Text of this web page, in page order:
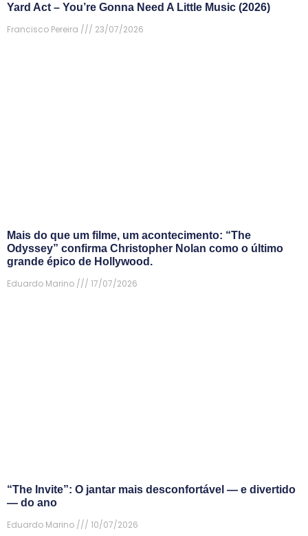
Yard Act – You’re Gonna Need A Little Music (2026)
Francisco Pereira
23/07/2026
Mais do que um filme, um acontecimento: “The
Odyssey” confirma Christopher Nolan como o último
grande épico de Hollywood.
Eduardo Marino
17/07/2026
“The Invite”: O jantar mais desconfortável — e divertido
— do ano
Eduardo Marino
10/07/2026